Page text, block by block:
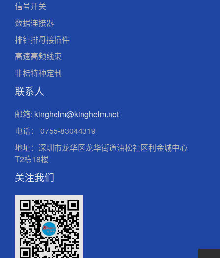
信号开关
数据连接器
排针排母接插件
高速高频线束
非标特种定制
联系人
邮箱: kinghelm@kinghelm.net
电话：
0755-83044319
地址：深圳市龙华区龙华街道油松社区利金城中心
T2栋18楼
关注我们